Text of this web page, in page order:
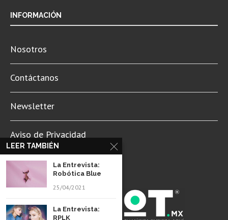
INFORMACIÓN
Nosotros
Contáctanos
Newsletter
Aviso de Privacidad
LEER TAMBIÉN
La Entrevista:
Robótica Blue
25/04/2021
La Entrevista:
RPLK